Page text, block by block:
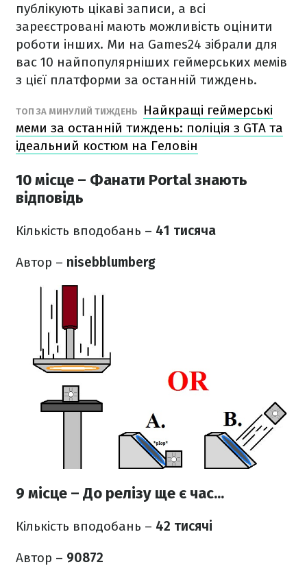
публікують цікаві записи, а всі
зареєстровані мають можливість оцінити
роботи інших. Ми на Games24 зібрали для
вас 10 найпопулярніших геймерських мемів
з цієї платформи за останній тиждень.
ТОП ЗА МИНУЛИЙ ТИЖДЕНЬ
Найкращі геймерські
меми за останній тиждень: поліція з GTA та
ідеальний костюм на Геловін
10 місце – Фанати Portal знають
відповідь
Кількість вподобань – 41 тисяча
Автор – nisebblumberg
9 місце – До релізу ще є час...
Кількість вподобань – 42 тисячі
Автор – 90872